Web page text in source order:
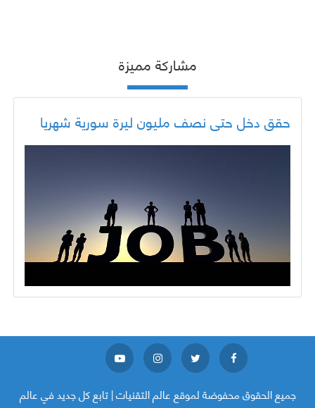
مشاركة مميزة
حقق دخل حتى نصف مليون ليرة سورية شهريا
جميع الحقوق محفوضة لموقععالم التقنيات | تابع كل جديد في عالم